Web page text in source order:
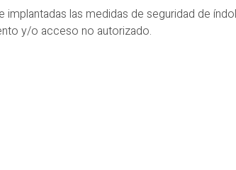
implantadas las medidas de seguridad de
y/o acceso no autorizado.